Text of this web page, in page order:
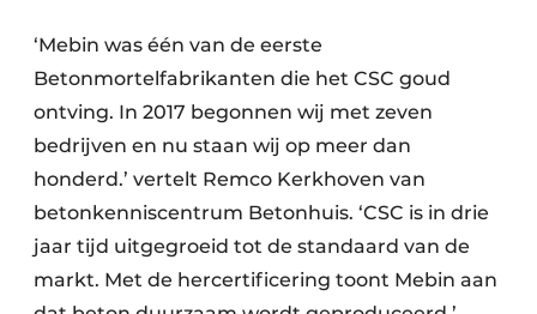
‘Mebin was één van de eerste
Betonmortelfabrikanten die het CSC goud
ontving. In 2017 begonnen wij met zeven
bedrijven en nu staan wij op meer dan
honderd.’ vertelt Remco Kerkhoven van
betonkenniscentrum Betonhuis. ‘CSC is in drie
jaar tijd uitgegroeid tot de standaard van de
markt. Met de hercertificering toont Mebin aan